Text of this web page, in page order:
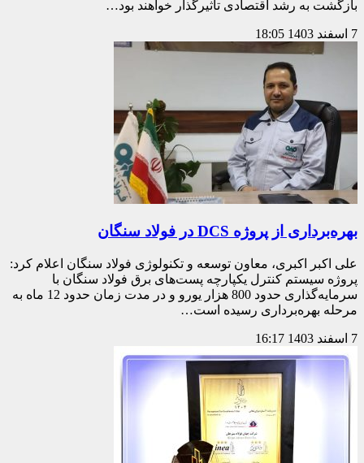
بازگشت به رشد اقتصادی تأثیرگذار خواهند بود…
7 اسفند 1403 18:05
بهره‌برداری از پروژه DCS در فولاد سنگان
علی اکبر اکبری، معاون توسعه و تکنولوژی فولاد سنگان اعلام کرد:
پروژه سیستم کنترل یکپارچه پست‌های برق فولاد سنگان با
سرمایه‌گذاری حدود 800 هزار یورو و در مدت زمان حدود 12 ماه به
مرحله بهره‌برداری رسیده است…
7 اسفند 1403 16:17